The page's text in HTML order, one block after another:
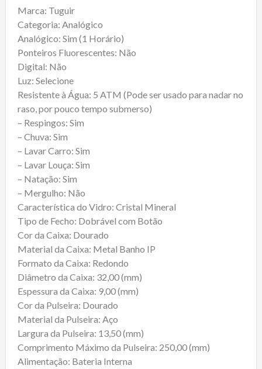
Marca: Tuguir
Categoria: Analógico
Analógico: Sim (1 Horário)
Ponteiros Fluorescentes: Não
Digital: Não
Luz: Selecione
Resistente à Água: 5 ATM (Pode ser usado para nadar no
raso, por pouco tempo submerso)
– Respingos: Sim
– Chuva: Sim
– Lavar Carro: Sim
– Lavar Louça: Sim
– Natação: Sim
– Mergulho: Não
Característica do Vidro: Cristal Mineral
Tipo de Fecho: Dobrável com Botão
Cor da Caixa: Dourado
Material da Caixa: Metal Banho IP
Formato da Caixa: Redondo
Diâmetro da Caixa: 32,00 (mm)
Espessura da Caixa: 9,00 (mm)
Cor da Pulseira: Dourado
Material da Pulseira: Aço
Largura da Pulseira: 13,50 (mm)
Comprimento Máximo da Pulseira: 250,00 (mm)
Alimentação: Bateria Interna